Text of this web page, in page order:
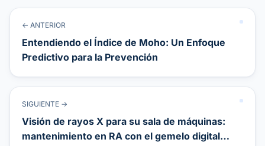
← ANTERIOR
Entendiendo el Índice de Moho: Un Enfoque
Predictivo para la Prevención
SIGUIENTE →
Visión de rayos X para su sala de máquinas:
mantenimiento en RA con el gemelo digital